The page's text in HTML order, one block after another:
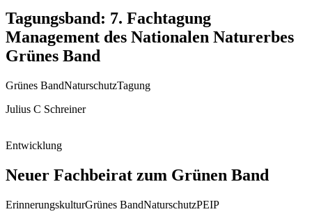
Tagungsband: 7. Fachtagung
Management des Nationalen Naturerbes
Grünes Band
Grünes BandNaturschutzTagung
Julius C Schreiner
Entwicklung
Neuer Fachbeirat zum Grünen Band
ErinnerungskulturGrünes BandNaturschutzPEIP